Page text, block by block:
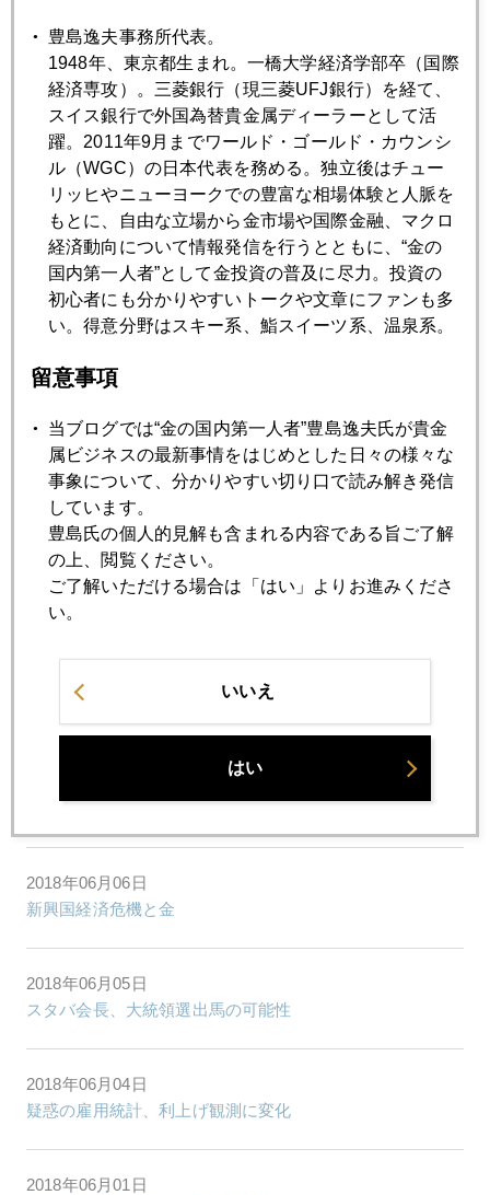
2018年06月18日
金急落
2018年06月15日
中央銀行会合ウィーク
2018年06月14日
「ＦＲＢを疑え」パウエル氏試練
2018年06月13日
2018年06月13日
米朝合意文書署名、冷ややかな市場
2018年06月11日
穏やかならぬＧ７
2018年06月08日
バフェット氏、四半期決算廃すべし
米中間選挙戦入り
2018年06月06日
新興国経済危機と金
2018年06月05日
スタバ会長、大統領選出馬の可能性
2018年06月04日
疑惑の雇用統計、利上げ観測に変化
2018年06月01日
豊島逸夫事務所代表。
1948年、東京都生まれ。一橋大学経済学部卒（国際
経済専攻）。三菱銀行（現三菱UFJ銀行）を経て、
スイス銀行で外国為替貴金属ディーラーとして活
躍。2011年9月までワールド・ゴールド・カウンシ
ル（WGC）の日本代表を務める。独立後はチュー
リッヒやニューヨークでの豊富な相場体験と人脈を
もとに、自由な立場から金市場や国際金融、マクロ
経済動向について情報発信を行うとともに、“金の
国内第一人者”として金投資の普及に尽力。投資の
初心者にも分かりやすいトークや文章にファンも多
い。得意分野はスキー系、鮨スイーツ系、温泉系。
留意事項
当ブログでは“金の国内第一人者”豊島逸夫氏が貴金
属ビジネスの最新事情をはじめとした日々の様々な
事象について、分かりやすい切り口で読み解き発信
しています。
豊島氏の個人的見解も含まれる内容である旨ご了解
の上、閲覧ください。
ご了解いただける場合は「はい」よりお進みくださ
い。
いいえ
はい